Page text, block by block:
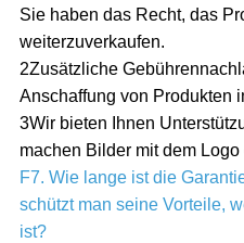
Sie haben das Recht, das
weiterzuverkaufen.
2Zusätzliche
Anschaffung von Produkten
3Wir bieten Ihnen
machen Bilder mit dem
F7. Wie lange ist die
schützt man seine Vorteile,
ist?